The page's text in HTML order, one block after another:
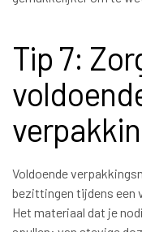
Tip 7:
Voldoende
bezittingen tijdens een
Het materiaal dat je